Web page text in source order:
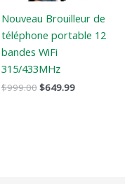
Nouveau Brouilleur de
téléphone portable 12
bandes WiFi
315/433MHz
$999.00$649.99